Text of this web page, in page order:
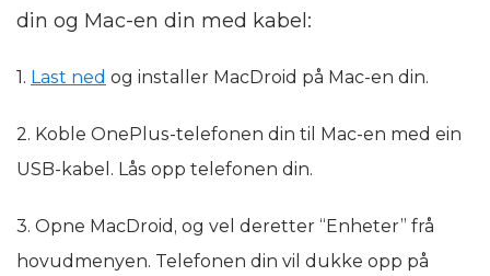
din og Mac-en din med kabel:
1. Last ned og installer MacDroid på Mac-en din.
2. Koble OnePlus-telefonen din til Mac-en med ein
USB-kabel. Lås opp telefonen din.
3. Opne MacDroid, og vel deretter “Enheter” frå
hovudmenyen. Telefonen din vil dukke opp på